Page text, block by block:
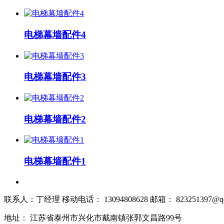
电梯幕墙配件4
电梯幕墙配件3
电梯幕墙配件2
电梯幕墙配件1
联系人：丁经理 移动电话： 13094808628 邮箱：
地址： 江苏省泰州市兴化市戴南镇张郭文昌路99号